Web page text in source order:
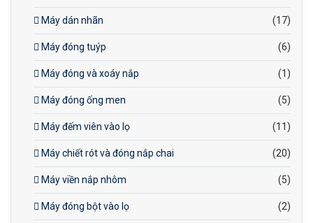
Máy dán nhãn (17)
Máy đóng tuýp (6)
Máy đóng và xoáy nắp (1)
Máy đóng ống men (5)
Máy đếm viên vào lọ (11)
Máy chiết rót và đóng nắp chai (20)
Máy viền nắp nhôm (5)
Máy đóng bột vào lọ (2)